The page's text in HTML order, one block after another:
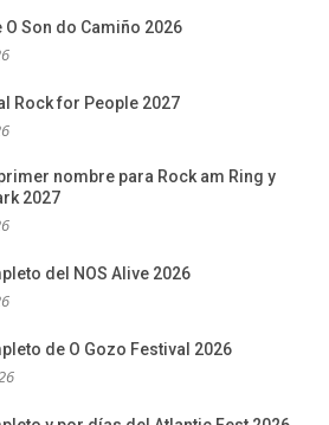
O Son do Camiño 2026
Rock for People 2027
nombre para Rock am Ring y
2027
del NOS Alive 2026
de O Gozo Festival 2026